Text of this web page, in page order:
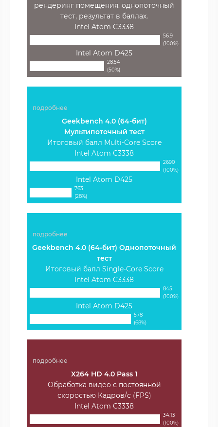
рендеринг помещения. однопоточный
тест, результат в баллах.
Intel Atom C3338
56.9
(100%)
Intel Atom D425
28.54
(50%)
подробнее
Geekbench 4.0 (64-бит)
Мультипоточный тест
Итоговый балл Multi-Core Score
Intel Atom C3338
2690
(100%)
Intel Atom D425
763
(28%)
подробнее
Geekbench 4.0 (64-бит) Однопоточный
тест
Итоговый балл Single-Core Score
Intel Atom C3338
845
(100%)
Intel Atom D425
578
(68%)
подробнее
X264 HD 4.0 Pass 1
Обработка видео с постоянной
скоростью Кадров/с (FPS)
Intel Atom C3338
34.13
(100%)